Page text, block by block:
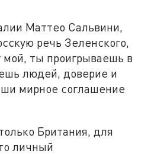
Маттео Сальвини,
речь Зеленского,
мой, ты проигрываешь в
людей, доверие и
мирное соглашение
Британия, для
личный